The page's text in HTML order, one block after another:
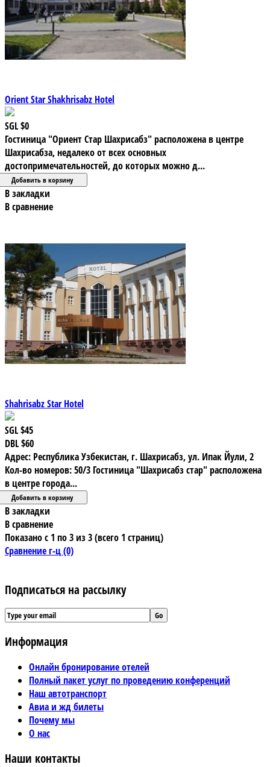
Orient Star Shakhrisabz Hotel
SGL$0
Гостиница "Ориент Стар Шахрисабз" расположена в центре
Шахрисабза, недалеко от всех основных
достопримечательностей, до которых можно д...
В закладки
В сравнение
Shahrisabz Star Hotel
SGL$45
DBL$60
Адрес: Республика Узбекистан, г. Шахрисабз, ул. Ипак Йули, 2
Кол-во номеров: 50/3 Гостиница "Шахрисабз стар" расположена
в центре города...
В закладки
В сравнение
Показано с 1 по 3 из 3 (всего 1 страниц)
Сравнение г-ц (0)
Подписаться на рассылку
Информация
Онлайн бронирование отелей
Полный пакет услуг по проведению конференций
Наш автотранспорт
Авиа и жд билеты
Почему мы
О нас
Наши контакты